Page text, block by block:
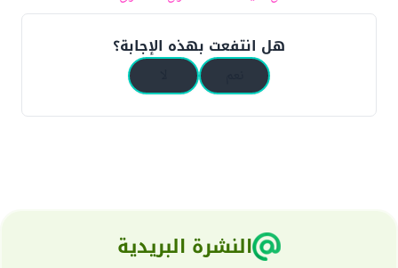
هل انتفعت بهذه الإجابة؟
النشرة البريدية